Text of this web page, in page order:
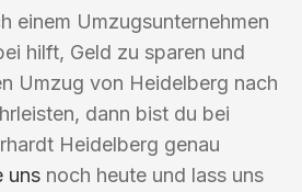
einem Umzugsunternehmen
hilft, Geld zu sparen und
Umzug von Heidelberg nach
dann bist du bei
Heidelberg genau
uns noch heute und lass uns